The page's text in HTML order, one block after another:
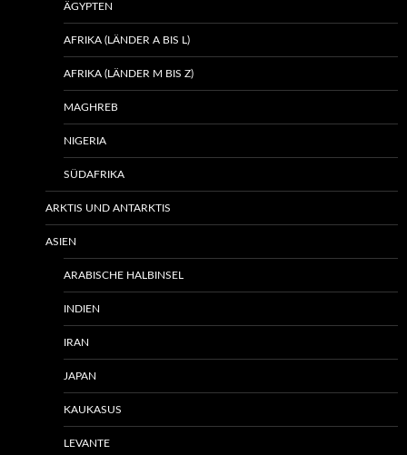
ÄGYPTEN
AFRIKA (LÄNDER A BIS L)
AFRIKA (LÄNDER M BIS Z)
MAGHREB
NIGERIA
SÜDAFRIKA
ARKTIS UND ANTARKTIS
ASIEN
ARABISCHE HALBINSEL
INDIEN
IRAN
JAPAN
KAUKASUS
LEVANTE